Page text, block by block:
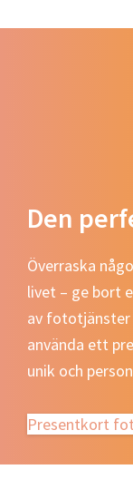
Den
Överraska
livet – ge bort
av
använda ett
unik och
Presentkort